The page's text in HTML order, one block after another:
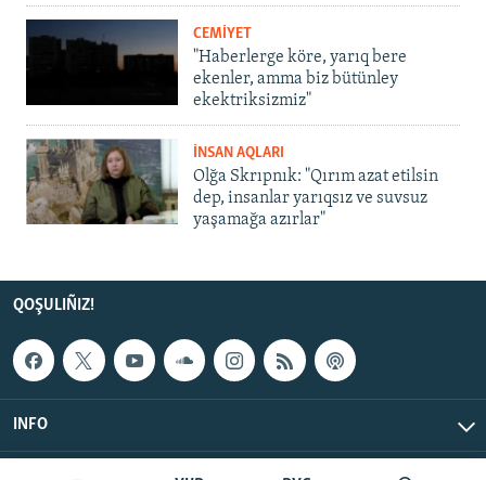
CEMİYET
"Haberlerge köre, yarıq bere
ekenler, amma biz bütünley
ekektriksizmiz"
İNSAN AQLARI
Olğa Skrıpnık: "Qırım azat etilsin
dep, insanlar yarıqsız ve suvsuz
yaşamağa azırlar"
QOŞULIÑIZ!
INFO